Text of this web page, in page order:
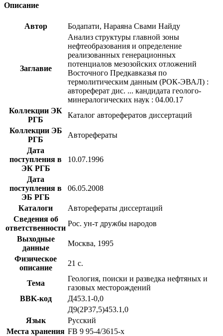
Описание
Автор Бодапати, Нараяна Свами Найду
Заглавие
Анализ структуры главной зоны
нефтеобразования и определение
реализованных генерационных
потенциалов мезозойских отложений
Восточного Предкавказья по
термолитическим данным (РОК-ЭВАЛ) :
автореферат дис. ... кандидата геолого-
минералогических наук : 04.00.17
Коллекции ЭК
РГБ
Каталог авторефератов диссертаций
Коллекции ЭБ
РГБ
Авторефераты
Дата
поступления в
ЭК РГБ
10.07.1996
Дата
поступления в
ЭБ РГБ
06.05.2008
Каталоги
Авторефераты диссертаций
Сведения об
ответственности
Рос. ун-т дружбы народов
Выходные
данные
Москва, 1995
Физическое
описание
21 с.
Тема
Геология, поиски и разведка нефтяных и
газовых месторождений
BBK-код
Д453.1-0,0
Д9(2Р37,5)453.1,0
Язык
Русский
Места хранения FB 9 95-4/3615-x